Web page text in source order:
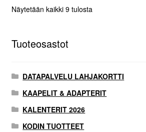
Näytetään kaikki 9 tulosta
Tuoteosastot
DATAPALVELU LAHJAKORTTI
KAAPELIT & ADAPTERIT
KALENTERIT 2026
KODIN TUOTTEET